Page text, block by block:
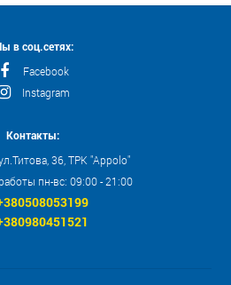
в соц.сетях:
Facebook
Instagram
Контакты:
36, ТРК "Appolo"
пн-вс: 09:00 - 21:00